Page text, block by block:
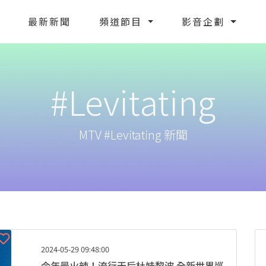
最新新聞 頻道節目 影音企劃
#Levitating
MTV #Levitating 新聞
2024-05-29 09:48:00